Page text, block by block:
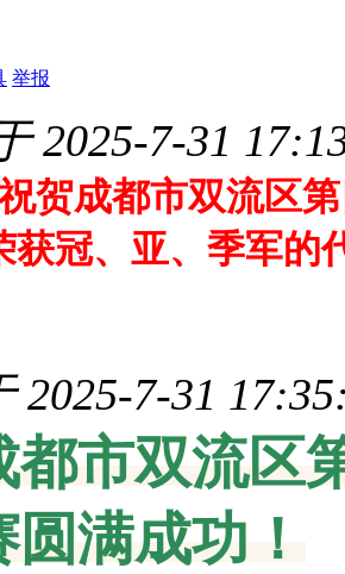
举报
2025-7-31
成都市双流区第
获冠、亚、季军的
2025-7-31
都市双流区
满成功！